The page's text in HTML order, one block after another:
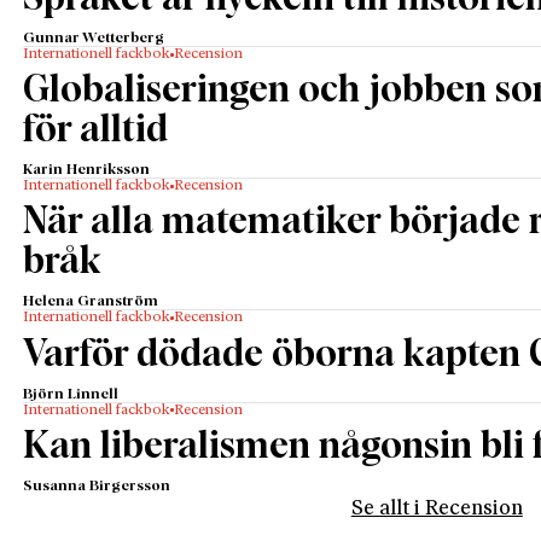
och stormaktsdiplomati i skuggan av
kulturrevolutionen och Vietnamkriget. Det är
förståeligt men också synd, eftersom en hel del av
det som berättas kan läsas i tillgängliga
nutidshistorier, låt vara utan svensk synvinkel.
Berner redogör för egna erfarenheter i det stora
spännande att få del av ännu fler personliga minnen.
Och sådana torde förstahandskällan Berner ha i rikt
Gunnar Wetterberg
Internationell fackbok Recension
Globaliseringen och jobben
för alltid
Karin Henriksson
Internationell fackbok Recension
När alla matematiker började
bråk
Helena Granström
Internationell fackbok Recension
Varför dödade öborna kapten
Björn Linnell
Internationell fackbok Recension
Kan liberalismen någonsin bli
Susanna Birgersson
Se allt i Recension